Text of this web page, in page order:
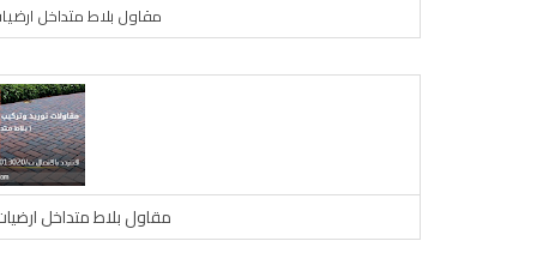
مقاول بلاط متداخل
مقاول بلاط متداخل